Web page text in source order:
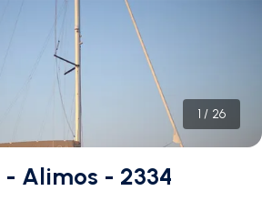
1 / 26
Alimos - 2334